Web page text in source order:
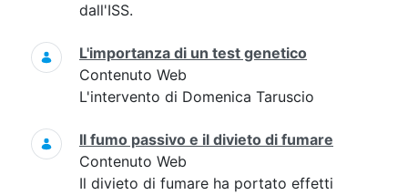
dall'ISS.
L'importanza di un test genetico
Contenuto Web
L'intervento di Domenica Taruscio
Il fumo passivo e il divieto di fumare
Contenuto Web
Il divieto di fumare ha portato effetti